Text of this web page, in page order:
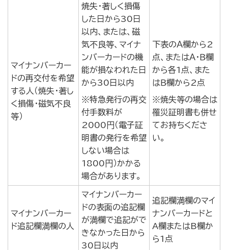
マイナンバーカー
ドの再交付を希望
する人（焼失・著し
く損傷・磁気不良
等）
焼失・著しく損傷
した日から30日
以内、または、磁
気不良等、マイナ
ンバーカードの機
能が損なわれた日
から30日以内
※特急発行の再交
付手数料が
2000円（電子証
明書の発行を希望
しない場合は
1800円）かかる
場合があります。
下表のＡ欄から2
点、またはＡ・Ｂ欄
から各1点、また
はＢ欄から2点
※焼失等の場合は
罹災証明書も併せ
てお持ちくださ
い。
マイナンバーカー
ド追記欄満欄の人
マイナンバーカー
ドの表面の追記欄
が満欄で追記がで
きなかった日から
30日以内
追記欄満欄のマイ
ナンバーカードと
A欄またはB欄か
ら1点